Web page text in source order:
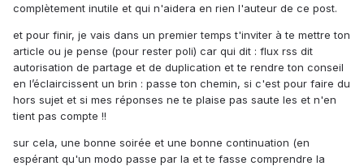
complètement inutile et qui n'aidera en rien l'auteur de ce post.
et pour finir, je vais dans un premier temps t'inviter à te mettre ton
article ou je pense (pour rester poli) car qui dit : flux rss dit
autorisation de partage et de duplication et te rendre ton conseil
en l’éclaircissent un brin : passe ton chemin, si c'est pour faire du
hors sujet et si mes réponses ne te plaise pas saute les et n'en
tient pas compte !!
sur cela, une bonne soirée et une bonne continuation (en
espérant qu'un modo passe par la et te fasse comprendre la